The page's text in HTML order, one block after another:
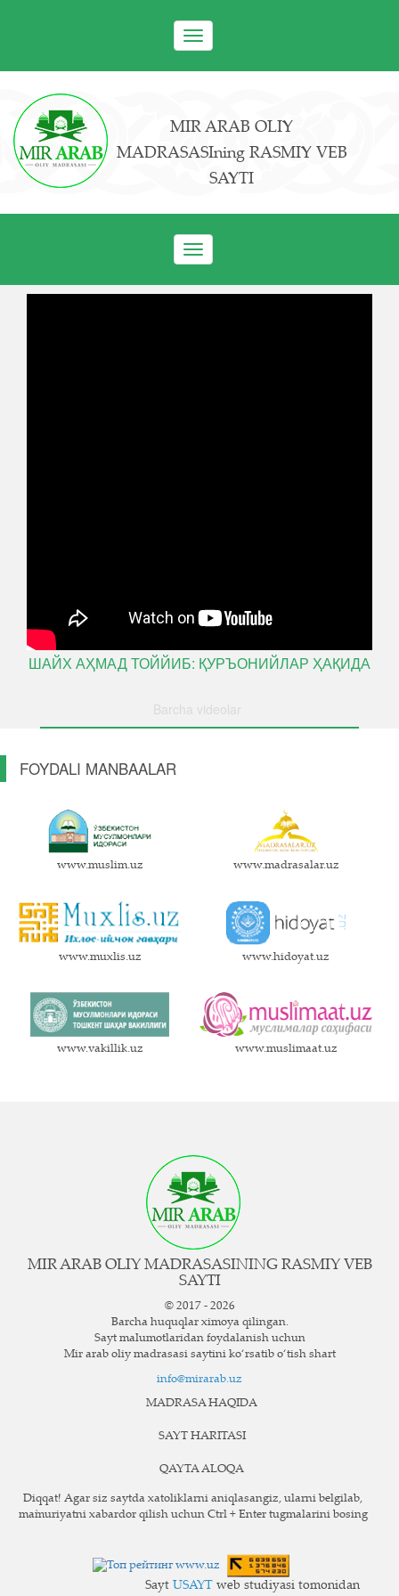
Toggle
navigation
MIR ARAB OLIY
MADRASASIning RASMIY VEB
SAYTI
Toggle
navigation
ШАЙХ АҲМАД ТОЙЙИБ: ҚУРЪОНИЙЛАР ҲАҚИДА
Barcha videolar
FOYDALI MANBAALAR
www.muslim.uz www.madrasalar.uz
www.muxlis.uz www.hidoyat.uz
www.vakillik.uz www.muslimaat.uz
MIR ARAB OLIY MADRASASINING RASMIY VEB
SAYTI
© 2017 - 2026
Barcha huquqlar ximoya qilingan.
Sayt ma`lumotlaridan foydalanish uchun
Mir arab oliy madrasasi saytini ko‘rsatib o‘tish shart
info@mirarab.uz
MADRASA HAQIDA
SAYT HARITASI
QAYTA ALOQA
Diqqat! Agar siz saytda xatoliklarni aniqlasangiz, ularni belgilab,
ma`muriyatni xabardor qilish uchun Ctrl + Enter tugmalarini bosing
Sayt USAYT web studiyasi tomonidan